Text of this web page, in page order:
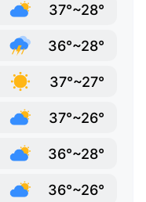
37°~28°
36°~28°
37°~27°
37°~26°
36°~28°
36°~26°